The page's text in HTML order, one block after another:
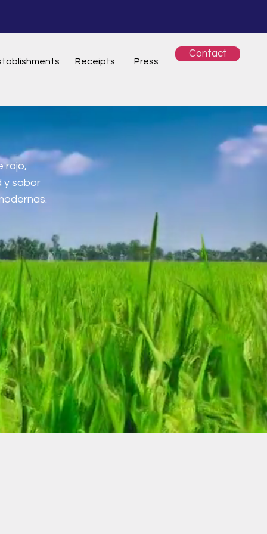
Receipts Press
Contact
rojo,
y sabor